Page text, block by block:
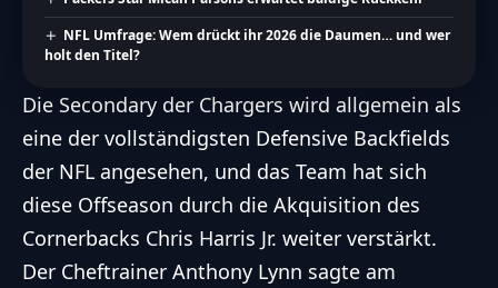
NFL Umfrage: Wem drückt ihr 2026 die Daumen… und wer
holt den Titel?
Die Secondary der Chargers wird allgemein als
eine der vollständigsten Defensive Backfields
der NFL angesehen, und das Team hat sich
diese Offseason durch die Akquisition des
Cornerbacks Chris Harris Jr. weiter verstärkt.
Der Cheftrainer Anthony Lynn sagte am